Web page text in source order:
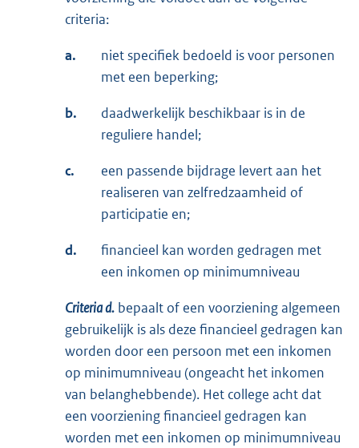
criteria:
a.
niet specifiek bedoeld is voor personen
met een beperking;
b.
daadwerkelijk beschikbaar is in de
reguliere handel;
c.
een passende bijdrage levert aan het
realiseren van zelfredzaamheid of
participatie en;
d.
financieel kan worden gedragen met
een inkomen op minimumniveau
Criteria d. bepaalt of een voorziening algemeen
gebruikelijk is als deze financieel gedragen kan
worden door een persoon met een inkomen
op minimumniveau (ongeacht het inkomen
van belanghebbende). Het college acht dat
een voorziening financieel gedragen kan
worden met een inkomen op minimumniveau